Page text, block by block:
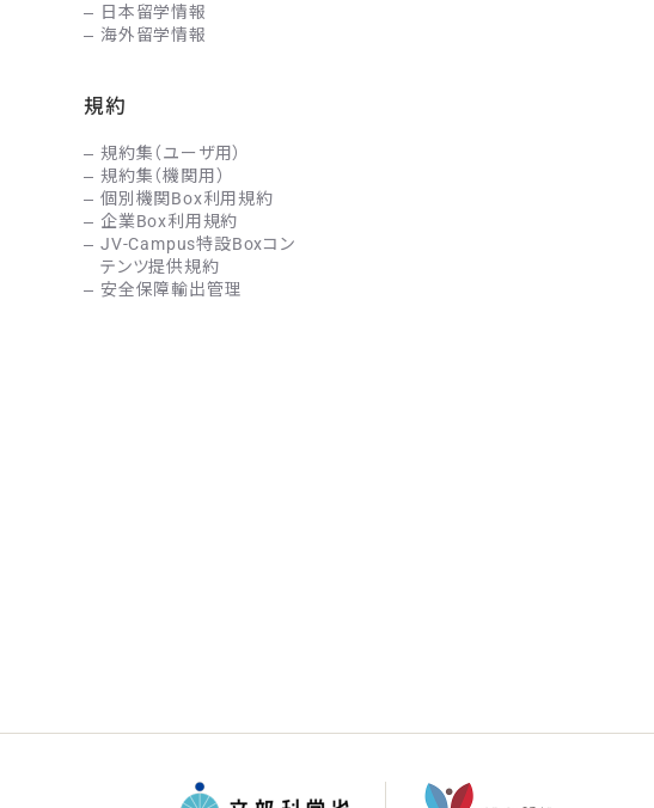
日本留学情報
海外留学情報
規約
規約集（ユーザ用）
規約集（機関用）
個別機関Box利用規約
企業Box利用規約
JV-Campus特設Boxコン
テンツ提供規約
安全保障輸出管理